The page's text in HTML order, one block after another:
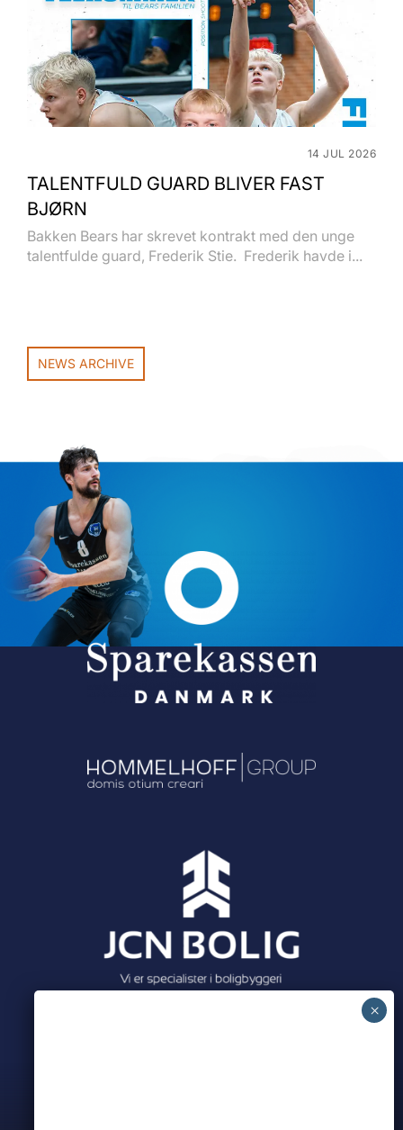
14 JUL 2026
TALENTFULD GUARD BLIVER FAST
BJØRN
Bakken Bears har skrevet kontrakt med den unge
talentfulde guard, Frederik Stie. Frederik havde i...
NEWS ARCHIVE